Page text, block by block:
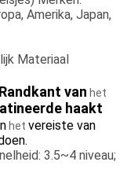
Amerika, Japan,
Materiaal
Randkant van het
haakt
het vereiste van
3.5~4 niveau;